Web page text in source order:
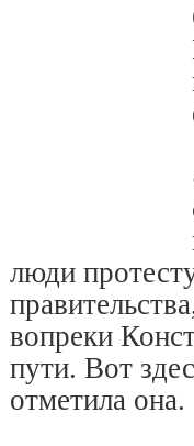
люди
вопреки
пути. Вот
отметила она.